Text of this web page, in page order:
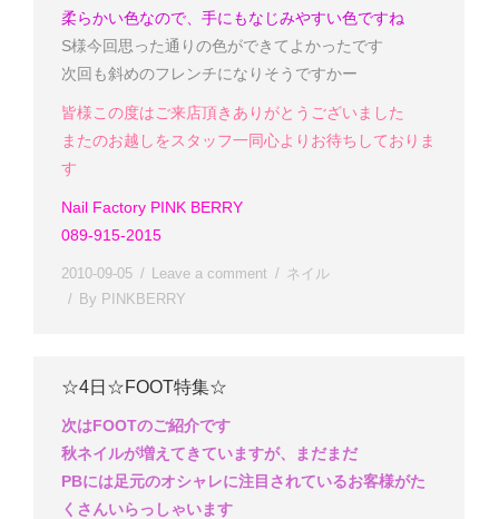
柔らかい色なので、手にもなじみやすい色ですね
S様今回思った通りの色ができてよかったです
次回も斜めのフレンチになりそうですかー
皆様この度はご来店頂きありがとうございました
またのお越しをスタッフ一同心よりお待ちしておりま
す
Nail Factory PINK BERRY
089-915-2015
2010-09-05 Leave a comment
ネイル
By PINKBERRY
☆4日☆FOOT特集☆
次はFOOTのご紹介です
秋ネイルが増えてきていますが、まだまだ
PBには足元のオシャレに注目されているお客様がた
くさんいらっしゃいます